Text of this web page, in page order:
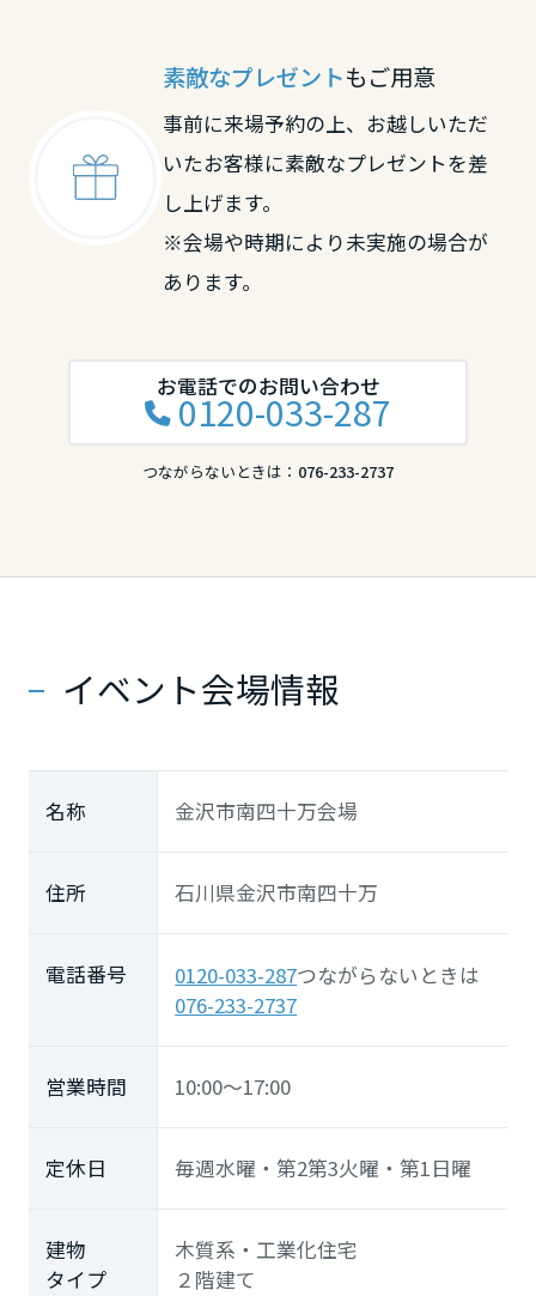
素敵なプレゼントもご用意
事前に来場予約の上、お越しいただ
いたお客様に素敵なプレゼントを差
し上げます。
※会場や時期により未実施の場合が
あります。
お電話でのお問い合わせ
0120-033-287
つながらないときは： 076-233-2737
イベント会場情報
名称 金沢市南四十万会場
住所 石川県金沢市南四十万
電話番号 0120-033-287つながらないときは
076-233-2737
営業時間 10:00～17:00
定休日 毎週水曜・第2第3火曜・第1日曜
建物
タイプ
木質系・工業化住宅
２階建て